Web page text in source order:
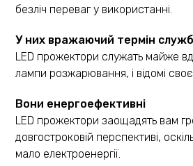
безліч переваг у використанні.
У них вражаючий термін
LED прожектори служать майже
лампи розжарювання, і відомі
Вони енергоефективні
LED прожектори заощадять вам
довгостроковій перспективі,
мало електроенергії.